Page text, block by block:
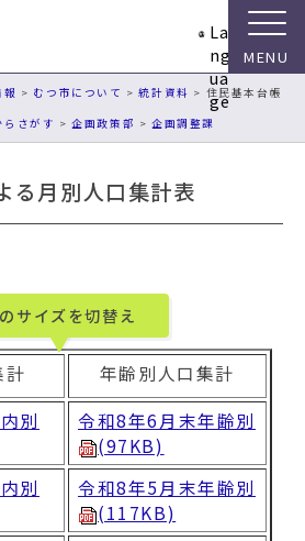
La
ng
ua
ge
> むつ市について >統計資料 > 住民基本台帳
らさがす >企画政策部 >企画調整課
る月別人口集計表
サイズを切替え
計
年齢別人口集計
別
令和8年6月末年齢別
(97KB)
別
令和8年5月末年齢別
(117KB)